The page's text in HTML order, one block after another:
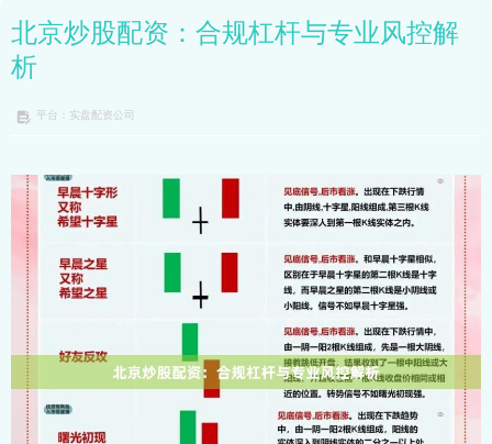
北京炒股配资：合规杠杆与专业风控解
析
平台：实盘配资公司